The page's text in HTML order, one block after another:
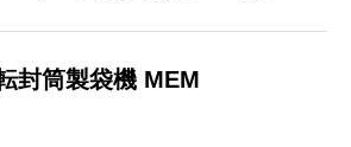
封筒製袋機 MEM